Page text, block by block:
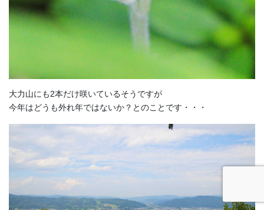
大力山にも2本だけ咲いているそうですが
今年はどうも外れ年ではないか？とのことです・・・